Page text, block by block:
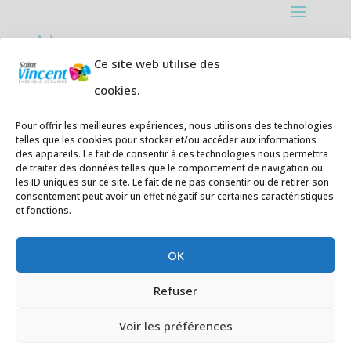
Ce site web utilise des
cookies.
Pour offrir les meilleures expériences, nous utilisons des technologies
telles que les cookies pour stocker et/ou accéder aux informations
des appareils. Le fait de consentir à ces technologies nous permettra
de traiter des données telles que le comportement de navigation ou
les ID uniques sur ce site. Le fait de ne pas consentir ou de retirer son
consentement peut avoir un effet négatif sur certaines caractéristiques
et fonctions.
OK
Refuser
Voir les préférences
Adresses:
Ecole primaire de la Plage,
Téléphone05 59 20 67 28
Collège Hendaye ville,1 rue de la
Libération 64700 Hendaye
Téléphone 05 59 48 89 00
E-mail:secretariat@saintvincent.eus